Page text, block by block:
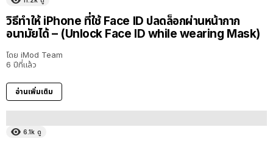
วิธีทำให้ iPhone ที่ใช้ Face ID ปลดล็อกผ่านหน้ากาก
อนามัยได้ – (Unlock Face ID while wearing Mask)
โดย iMod Team
6 ปีที่แล้ว
อ่านเพิ่มเติม
6.1k ดู